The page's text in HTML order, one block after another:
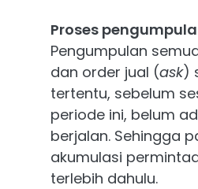
Proses
Pengumpulan
dan order jual (ask)
tertentu, sebelum
periode ini, belum
berjalan. Sehingga
akumulasi
terlebih dahulu.